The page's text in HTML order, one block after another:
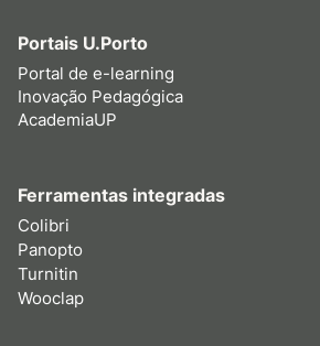
Portais U.Porto
Portal de e-learning
Inovação Pedagógica
AcademiaUP
Ferramentas integradas
Colibri
Panopto
Turnitin
Wooclap